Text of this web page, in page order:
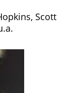
Scott